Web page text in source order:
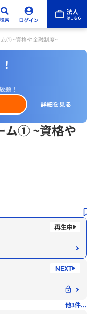
① ~資格や金融制度~
題！
詳細を見る
ム① ~資格や
他3件...